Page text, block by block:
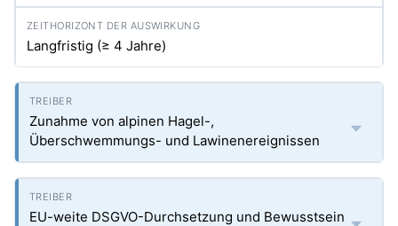
Langfristig (≥ 4 Jahre)
Zunahme von alpinen Hagel-,
Überschwemmungs- und Lawinenereignissen
EU-weite DSGVO-Durchsetzung und Bewusstsein